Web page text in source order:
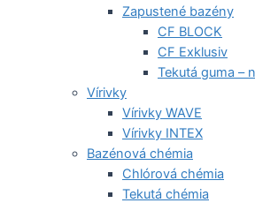
Zapustené bazény
CF BLOCK
CF Exklusiv
Tekutá guma –
Vírivky
Vírivky WAVE
Vírivky INTEX
Bazénová chémia
Chlórová chémia
Tekutá chémia